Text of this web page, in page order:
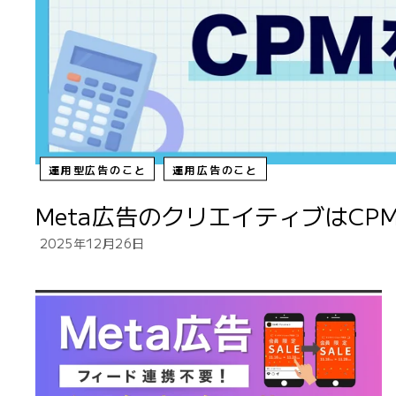
運用型広告のこと 運用広告のこと
Meta広告のクリエイティブは
2025年12月26日